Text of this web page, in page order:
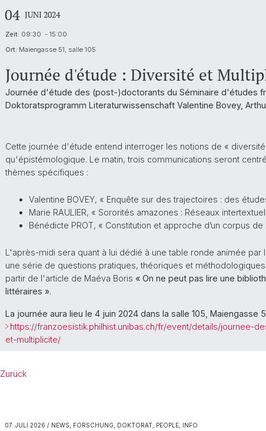
04 JUNI 2024
Zeit: 09:30 - 15:00
Ort: Maiengasse 51, salle 105
Journée d'étude : Diversité et
Journée d'étude des (post-)doctorants du Séminaire d'études
Doktoratsprogramm Literaturwissenschaft Valentine Bovey,
Cette journée d'étude entend interroger les notions de «
qu'épistémologique. Le matin, trois communications seront
thèmes spécifiques :
Valentine BOVEY, « Enquête sur des trajectoires : des
Marie RAULIER, « Sororités amazones : Réseaux
Bénédicte PROT, « Constitution et approche d’un corpus
L'après-midi sera quant à lui dédié à une table ronde animée
une série de questions pratiques, théoriques et
partir de l'article de Maéva Boris « On ne peut pas lire une
littéraires ».
La journée aura lieu le 4 juin 2024 dans la salle 105, Maiengasse
https://franzoesistik.philhist.unibas.ch/fr/event/details/journee-
et-multiplicite/
Zurück
07. JULI 2026 / NEWS, FORSCHUNG, DOKTORAT, PEOPLE, INFO